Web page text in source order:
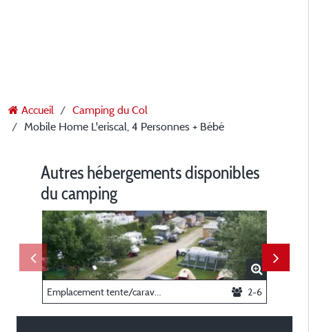
Accueil
Camping du Col
Mobile Home L'eriscal, 4 Personnes + Bébé
Autres hébergements disponibles
du camping
2-6